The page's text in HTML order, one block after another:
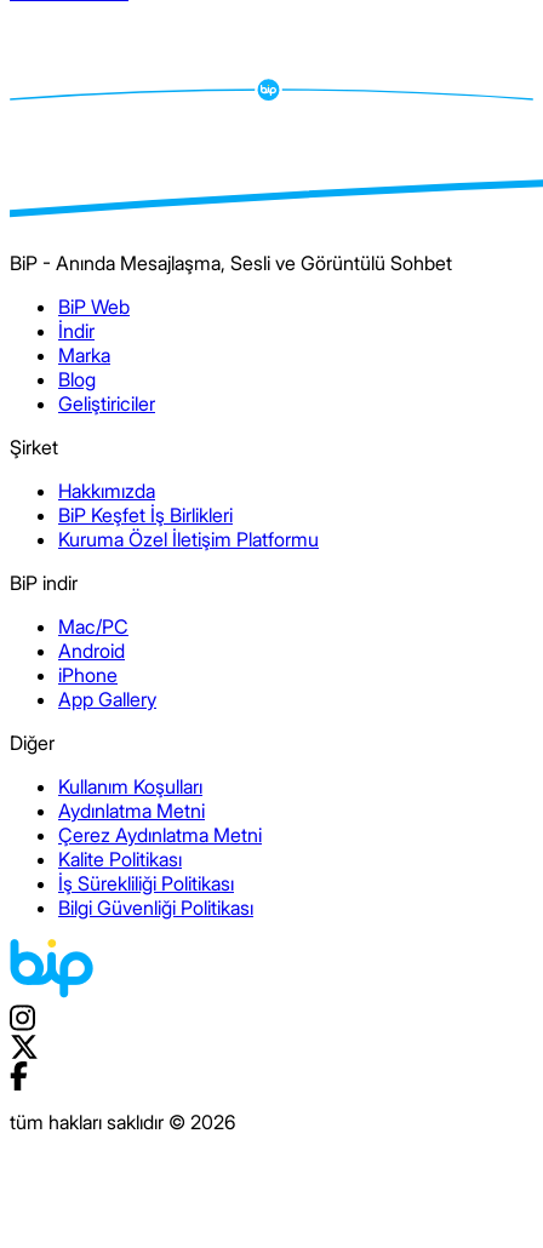
BiP - Anında Mesajlaşma, Sesli ve Görüntülü Sohbet
BiP Web
İndir
Marka
Blog
Geliştiriciler
Şirket
Hakkımızda
BiP Keşfet İş Birlikleri
Kuruma Özel İletişim Platformu
BiP indir
Mac/PC
Android
iPhone
App Gallery
Diğer
Kullanım Koşulları
Aydınlatma Metni
Çerez Aydınlatma Metni
Kalite Politikası
İş Sürekliliği Politikası
Bilgi Güvenliği Politikası
tüm hakları saklıdır © 2026